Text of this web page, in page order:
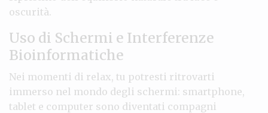
oscurità.
Uso di Schermi e Interferenze
Bioinformatiche
Nei momenti di relax, tu potresti ritrovarti
immerso nel mondo degli schermi: smartphone,
tablet e computer sono diventati compagni